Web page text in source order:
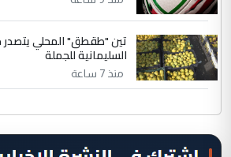
تين "طقطق" المحلي
السليمانية للجملة
منذ 7 ساعة